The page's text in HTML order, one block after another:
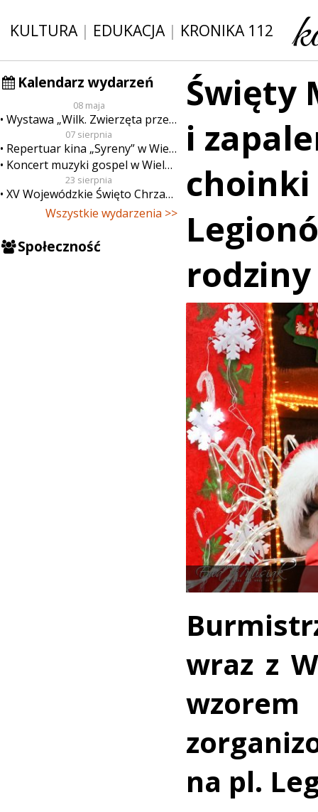
KULTURA| EDUKACJA| KRONIKA 112
Kalendarz wydarzeń
08 maja
Wystawa „Wilk. Zwierzęta przeklęte”
07 sierpnia
Repertuar kina „Syreny” w Wieluniu w dn. od 7 do 13 sierpnia
Koncert muzyki gospel w Wieluniu
23 sierpnia
XV Wojewódzkie Święto Chrzanu
Wszystkie wydarzenia >>
Społeczność
Święty
i
choinki
rodziny
wraz z
na pl.